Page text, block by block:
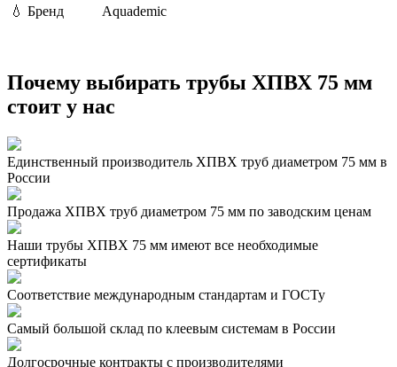
💧 Бренд Aquademic
Почему выбирать трубы ХПВХ 75 мм
стоит у нас
Единственный производитель ХПВХ труб диаметром 75 мм в
России
Продажа ХПВХ труб диаметром 75 мм по заводским ценам
Наши трубы ХПВХ 75 мм имеют все необходимые
сертификаты
Соответствие международным стандартам и ГОСТу
Самый большой склад по клеевым системам в России
Долгосрочные контракты с производителями